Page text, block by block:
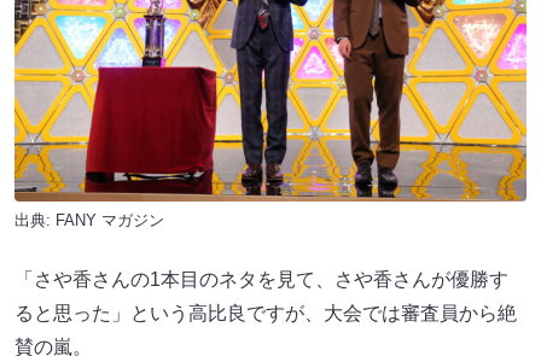
出典: FANY マガジン
「さや香さんの1本目のネタを見て、さや香さんが優勝す
ると思った」という高比良ですが、大会では審査員から絶
賛の嵐。